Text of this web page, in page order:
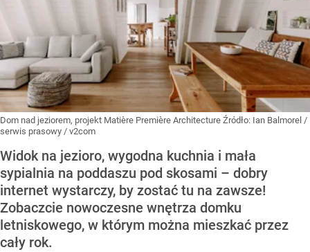
Dom nad jeziorem, projekt Matière Première Architecture Źródło: Ian Balmorel /
serwis prasowy / v2com
Widok na jezioro, wygodna kuchnia i mała
sypialnia na poddaszu pod skosami – dobry
internet wystarczy, by zostać tu na zawsze!
Zobaczcie nowoczesne wnętrza domku
letniskowego, w którym można mieszkać przez
cały rok.